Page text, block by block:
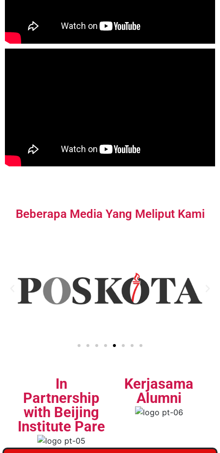
Beberapa Media Yang Meliput Kami
In
Partnership
with Beijing
Institute Pare
Kerjasama
Alumni